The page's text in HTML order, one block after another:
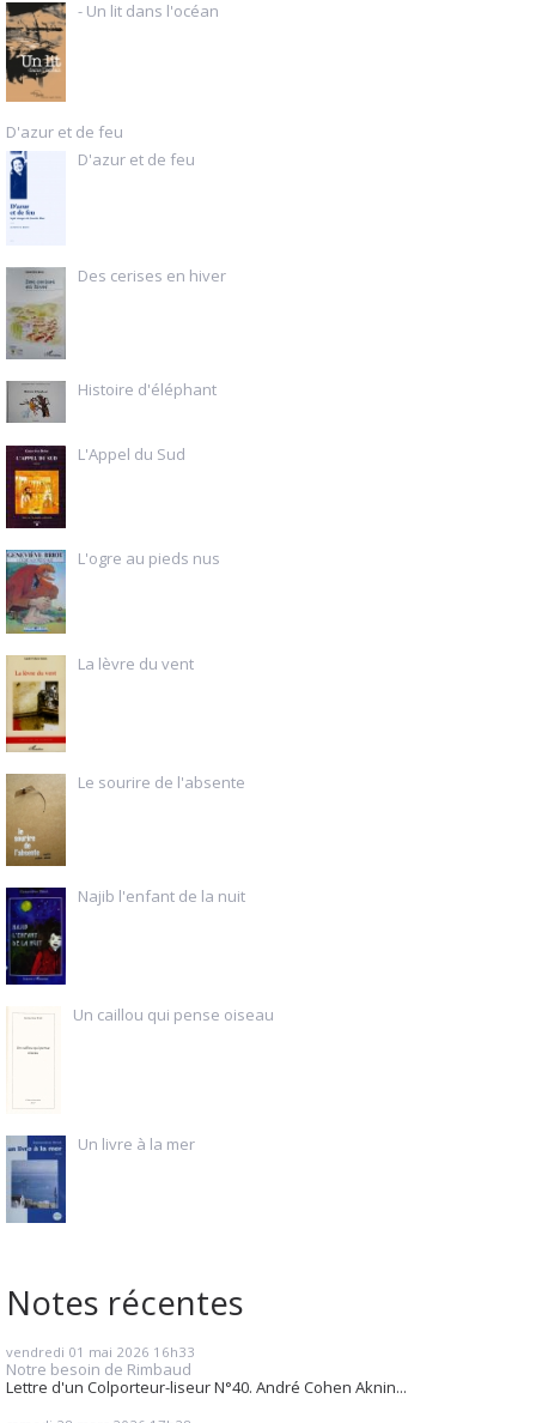
- Un lit dans l'océan
D'azur et de feu
D'azur et de feu
Des cerises en hiver
Histoire d'éléphant
L'Appel du Sud
L'ogre au pieds nus
La lèvre du vent
Le sourire de l'absente
Najib l'enfant de la nuit
Un caillou qui pense oiseau
Un livre à la mer
Notes récentes
vendredi 01 mai 2026 16h33
Notre besoin de Rimbaud
Lettre d'un Colporteur-liseur N°40. André Cohen Aknin...